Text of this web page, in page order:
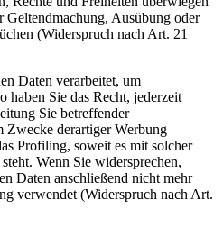
Geltendmachung, Ausübung oder
(Widerspruch nach Art. 21
Daten verarbeitet, um
haben Sie das Recht, jederzeit
Sie betreffender
Zwecke derartiger Werbung
Profiling, soweit es mit solcher
Wenn Sie widersprechen,
Daten anschließend nicht mehr
verwendet (Widerspruch nach Art.